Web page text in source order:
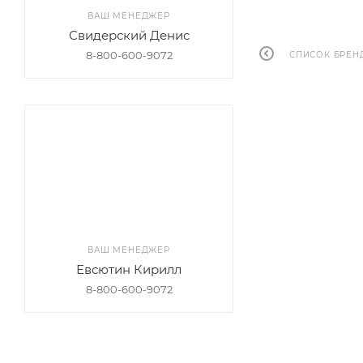
СПИСОК
ВАШ МЕНЕДЖЕР
Свидерский Денис
8-800-600-9072
ВАШ МЕНЕДЖЕР
Евсютин Кирилл
8-800-600-9072